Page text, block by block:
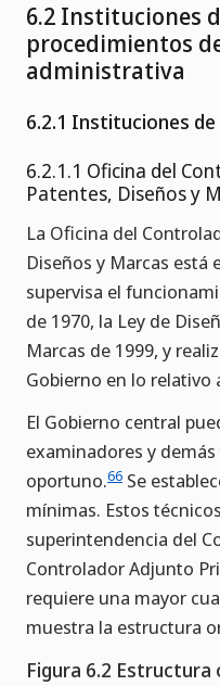
6.2 Instituciones
procedimientos
administrativa
6.2.1 Instituciones
6.2.1.1 Oficina del
Patentes, Diseños y
La Oficina del
Diseños y Marcas está
supervisa el
de 1970, la Ley de
Marcas de 1999, y
Gobierno en lo relativo
El Gobierno central
examinadores y
oportuno.66 Se
mínimas. Estos
superintendencia del
Controlador Adjunto
requiere una mayor
muestra la estructura
Figura 6.2 Estructura